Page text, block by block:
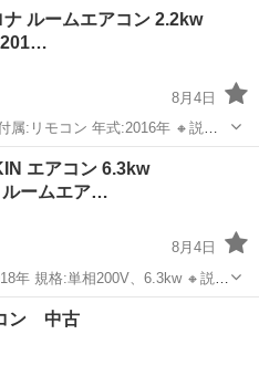
ルームエアコン 2.2kw
201…
8月4日
モコン 年式:2016年 🔸説明
ます
季節、空調家電
エアコン 6.3kw
ルームエア…
8月4日
規格:単相200V、6.3kw 🔸説明
コンが破損してしまい、お付け出来ません。 多少の傷や汚れ...
季節、空調家電
ン 中古